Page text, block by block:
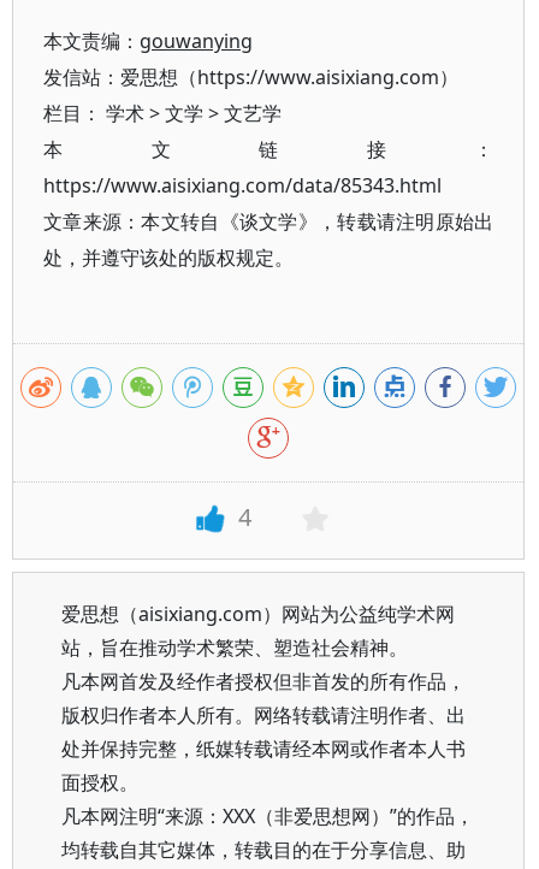
本文责编： gouwanying
发信站：爱思想（https://www.aisixiang.com）
栏目： 学术>文学 >文艺学
本文链接：
https://www.aisixiang.com/data/85343.html
文章来源：本文转自《谈文学》，转载请注明原始出
处，并遵守该处的版权规定。
4
爱思想（aisixiang.com）网站为公益纯学术网
站，旨在推动学术繁荣、塑造社会精神。
凡本网首发及经作者授权但非首发的所有作品，
版权归作者本人所有。网络转载请注明作者、出
处并保持完整，纸媒转载请经本网或作者本人书
面授权。
凡本网注明“来源：XXX（非爱思想网）”的作品，
均转载自其它媒体，转载目的在于分享信息、助